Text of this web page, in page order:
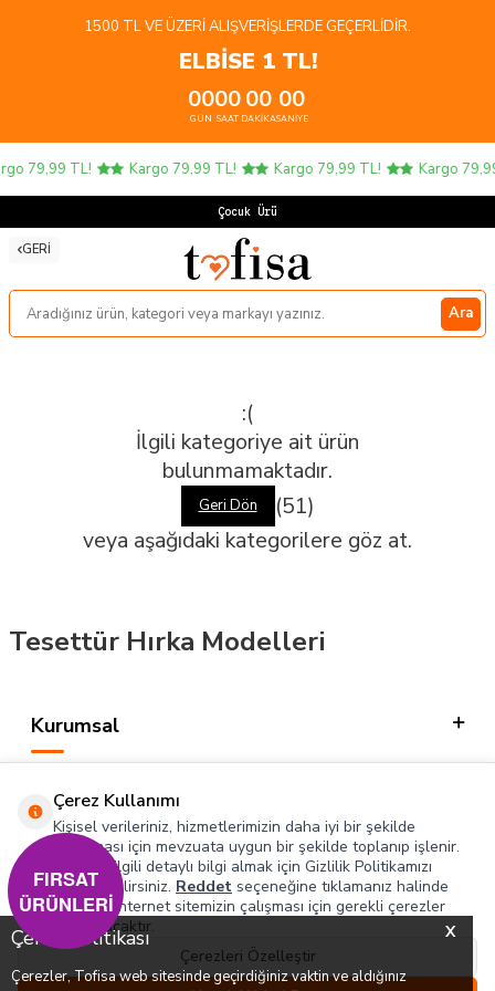
X
Çerez Politikası
Çerezler, Tofisa web sitesinde geçirdiğiniz vaktin ve aldığınız
1500 TL VE ÜZERI ALIŞVERIŞLERDE GEÇERLIDIR.
ELBİSE 1 TL!
00
GÜN
00
SAAT
00
DAKIKA
00
SANIYE
79,99 TL! Kargo 79,99 TL! Kargo 79,99 TL! Kargo
Çocuk Ürün
GERI
Ara
0
:(
İlgili kategoriye ait ürün
bulunmamaktadır.
Geri Dön
(51)
veya aşağıdaki kategorilere göz at.
Tesettür Hırka Modelleri
Kurumsal
Hızlı Erişim
Sosyal
Adres & İletişim
Çerez Kullanımı
Kişisel verileriniz, hizmetlerimizin daha iyi bir şekilde
sunulması için mevzuata uygun bir şekilde toplanıp işlenir.
Konuyla ilgili detaylı bilgi almak için Gizlilik Politikamızı
inceleyebilirsiniz. Reddet seçeneğine tıklamanız halinde
yalnızca internet sitemizin çalışması için gerekli çerezler
kullanılacaktır.
Çerezleri Özelleştir
FIRSAT
ÜRÜNLERİ